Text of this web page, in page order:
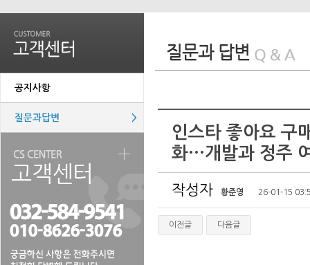
공지사항
질문과답변 >
인스타 좋아요 구
화···개발과 정주
작성자 황준영 26-01-15
이전글 다음글